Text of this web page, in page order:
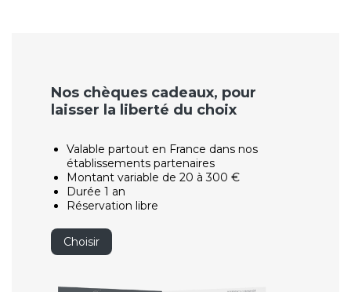
Nos chèques cadeaux, pour
laisser la liberté du choix
Valable partout en France dans nos
établissements partenaires
Montant variable de 20 à 300 €
Durée 1 an
Réservation libre
Choisir